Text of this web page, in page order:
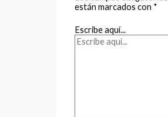
están marcados con *
Escribe aquí...